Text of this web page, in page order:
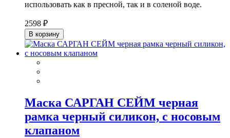
использовать как в пресной, так и в соленой воде.
2598 ₽
В корзину
Маска САРГАН СЕЙМ черная
рамка черный силикон, с носовым
клапаном